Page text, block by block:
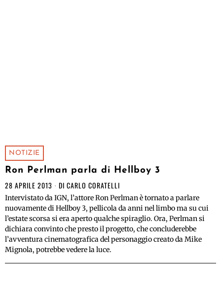
NOTIZIE
Ron Perlman parla di Hellboy 3
28 APRILE 2013 DI CARLO CORATELLI
Intervistato da IGN, l’attore Ron Perlman è tornato a parlare
nuovamente di Hellboy 3, pellicola da anni nel limbo ma su cui
l’estate scorsa si era aperto qualche spiraglio. Ora, Perlman si
dichiara convinto che presto il progetto, che concluderebbe
l’avventura cinematografica del personaggio creato da Mike
Mignola, potrebbe vedere la luce.